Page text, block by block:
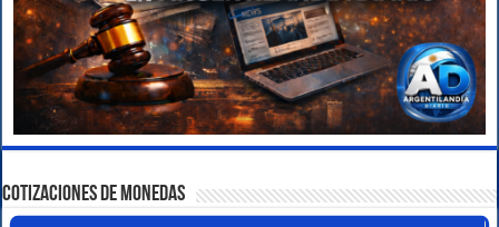
COTIZACIONES DE MONEDAS